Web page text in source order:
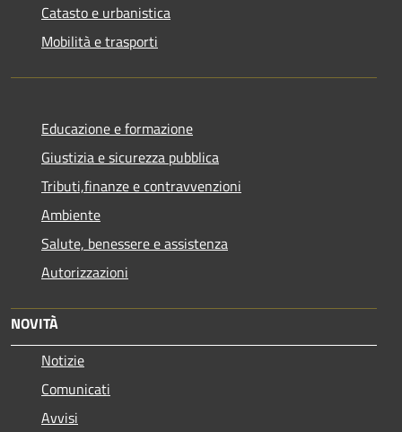
Catasto e urbanistica
Mobilità e trasporti
Educazione e formazione
Giustizia e sicurezza pubblica
Tributi,finanze e contravvenzioni
Ambiente
Salute, benessere e assistenza
Autorizzazioni
NOVITÀ
Notizie
Comunicati
Avvisi